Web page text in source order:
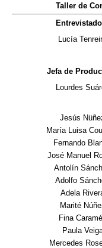
Taller de
Lucía
Jefa de
Lourdes
Jesús
María Luisa
Fernando
José Manuel
Antolín
Adolfo
Adela
Marité
Fina
Paula
Mercedes